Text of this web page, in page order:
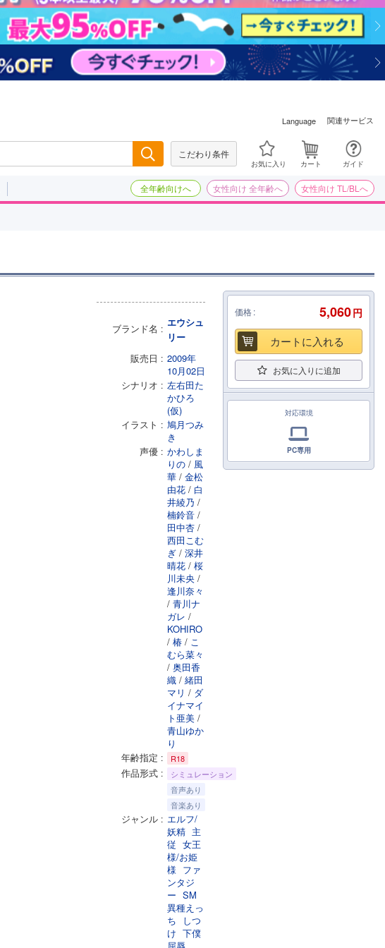
Language 関連サービス
こだわり条件
お気に入り カート ガイド
全年齢向けへ 女性向け 全年齢へ 女性向け TL/BLへ
ブランド名
エウシュ
リー
販売日
2009年
10月02日
シナリオ
左右田た
かひろ
(仮)
イラスト
鳩月つみ
き
声優
かわしま
りの / 風
華 / 金松
由花 / 白
井綾乃 /
楠鈴音 /
田中杏 /
西田こむ
ぎ / 深井
晴花 / 桜
川未央 /
逢川奈々
/ 青川ナ
ガレ /
KOHIRO
/ 椿 / こ
むら菜々
/ 奥田香
織 / 緒田
マリ / ダ
イナマイ
ト亜美 /
青山ゆか
り
年齢指定
R18
作品形式
シミュレーション
音声あり
音楽あり
ジャンル
エルフ/
妖精 主
従 女王
様/お姫
様 ファ
ンタジ
ー SM
異種えっ
ち
しつ
け 下僕
価格 5,060円
カートに入れる
お気に入りに追加
対応環境
PC専用